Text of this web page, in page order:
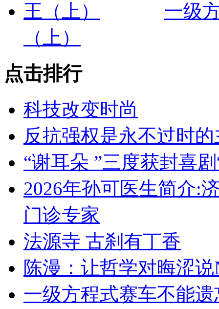
一级
（上）
点击排行
科技改变时尚
反抗强权是永不过时
“谢耳朵 ”三度获封喜
2026年孙可医生简介:
门诊专家
法源寺 古刹有丁香
陈漫：让哲学对晦涩说
一级方程式赛车不能